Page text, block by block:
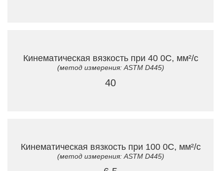
Кинематическая вязкость при 40 0C, мм²/с
(метод измерения: ASTM D445)
40
Кинематическая вязкость при 100 0C, мм²/с
(метод измерения: ASTM D445)